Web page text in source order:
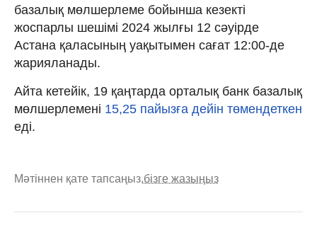
базалық мөлшерлеме бойынша кезекті
жоспарлы шешімі 2024 жылғы 12 сәуірде
Астана қаласының уақытымен сағат 12:00-де
жарияланады.
Айта кетейік, 19 қаңтарда орталық банк базалық
мөлшерлемені 15,25 пайызға дейін төмендеткен
еді.
Мәтіннен қате тапсаңыз,бізге жазыңыз